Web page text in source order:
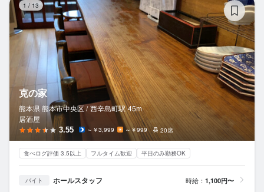
1 / 13
克の家
熊本県 熊本市中央区 / 西辛島町駅 45m
居酒屋
3.55 ～￥3,999 ～￥999 20席
食べログ評価 3.5以上 フルタイム歓迎 平日のみ勤務OK
バイト ホールスタッフ 時給： 1,100円〜